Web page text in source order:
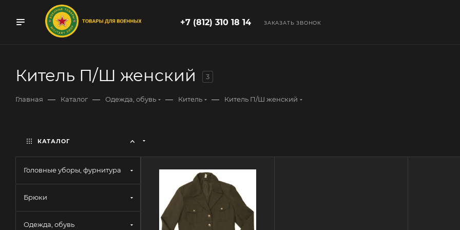
+7 (812) 310 18 14 ЗАКАЗАТЬ ЗВОНОК
Китель П/Ш женский 3
Главная — Каталог — Одежда, обувь — Китель — Китель П/Ш женский
КАТАЛОГ
Головные уборы, фурнитура
Брюки
Одежда, обувь